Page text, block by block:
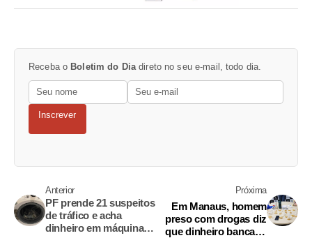
Receba o Boletim do Diadireto no seu e-mail, todo dia.
Inscrever
Anterior
PF prende 21 suspeitos
de tráfico e acha
dinheiro em máquina
Próxima
Em Manaus, homem
preso com drogas diz
que dinheiro bancaria